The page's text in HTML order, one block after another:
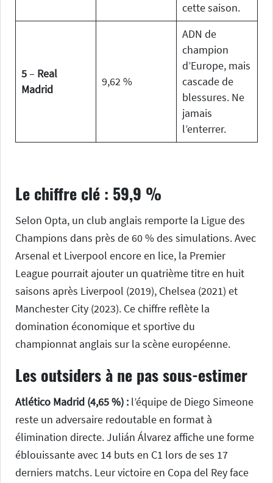
cette saison.
5– Real
Madrid
9,62 %
ADN de
champion
d’Europe, mais
cascade de
blessures. Ne
jamais
l’enterrer.
Le chiffre clé : 59,9 %
Selon Opta, un club anglais remporte la Ligue des
Champions dans près de 60 % des simulations. Avec
Arsenal et Liverpool encore en lice, la Premier
League pourrait ajouter un quatrième titre en huit
saisons après Liverpool (2019), Chelsea (2021) et
Manchester City (2023). Ce chiffre reflète la
domination économique et sportive du
championnat anglais sur la scène européenne.
Les outsiders à ne pas sous-estimer
Atlético Madrid (4,65 %) : l’équipe de Diego Simeone
reste un adversaire redoutable en format à
élimination directe. Julián Álvarez affiche une forme
éblouissante avec 14 buts en C1 lors de ses 17
derniers matchs. Leur victoire en Copa del Rey face